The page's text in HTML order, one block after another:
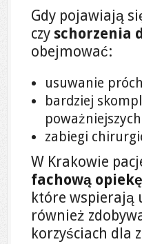
Gdy pojawiają
czy schorzenia
obejmować:
usuwanie
bardziej
zabiegi
W Krakowie
fachową opiekę
które wspierają
również
korzyściach dla